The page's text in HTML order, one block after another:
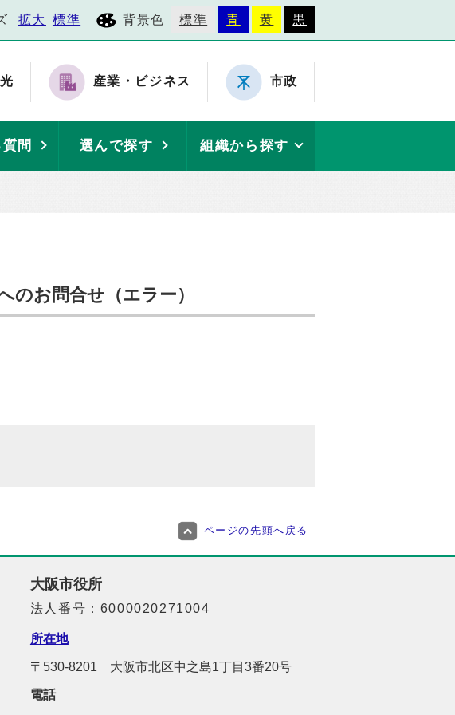
拡大 標準 背景色 標準 青 黄 黒
産業・ビジネス 市政
問 選んで探す 組織から探す
のお問合せ（エラー）
ページの先頭へ戻る
大阪市役所
法人番号：6000020271004
所在地
〒530-8201 大阪市北区中之島1丁目3番20号
電話